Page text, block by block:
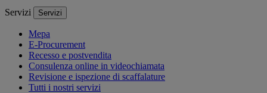
Servizi Servizi
Mepa
E-Procurement
Recesso e postvendita
Consulenza online in videochiamata
Revisione e ispezione di scaffalature
Tutti i nostri servizi